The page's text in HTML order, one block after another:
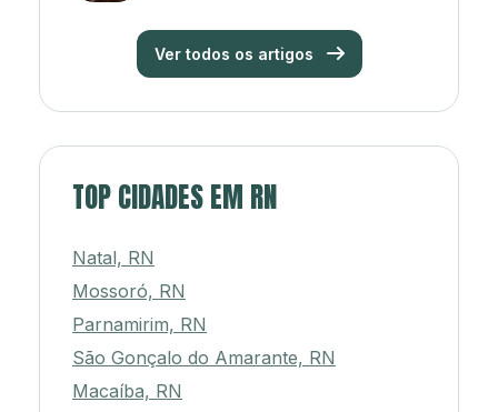
Ver todos os artigos
TOP CIDADES EM RN
Natal, RN
Mossoró, RN
Parnamirim, RN
São Gonçalo do Amarante, RN
Macaíba, RN